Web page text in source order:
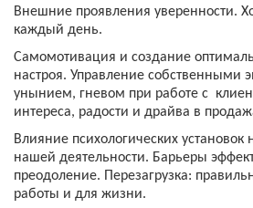
Внешние проявления уверенности.
каждый день.
Самомотивация и создание
настроя. Управление собственными
унынием, гневом при работе с
интереса, радости и драйва в
Влияние психологических установок
нашей деятельности. Барьеры
преодоление. Перезагрузка:
работы и для жизни.